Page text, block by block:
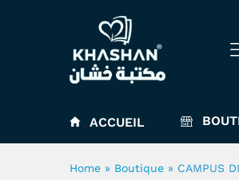
ACCUEIL
Home » Boutique » CAMPUS
CAMPUS